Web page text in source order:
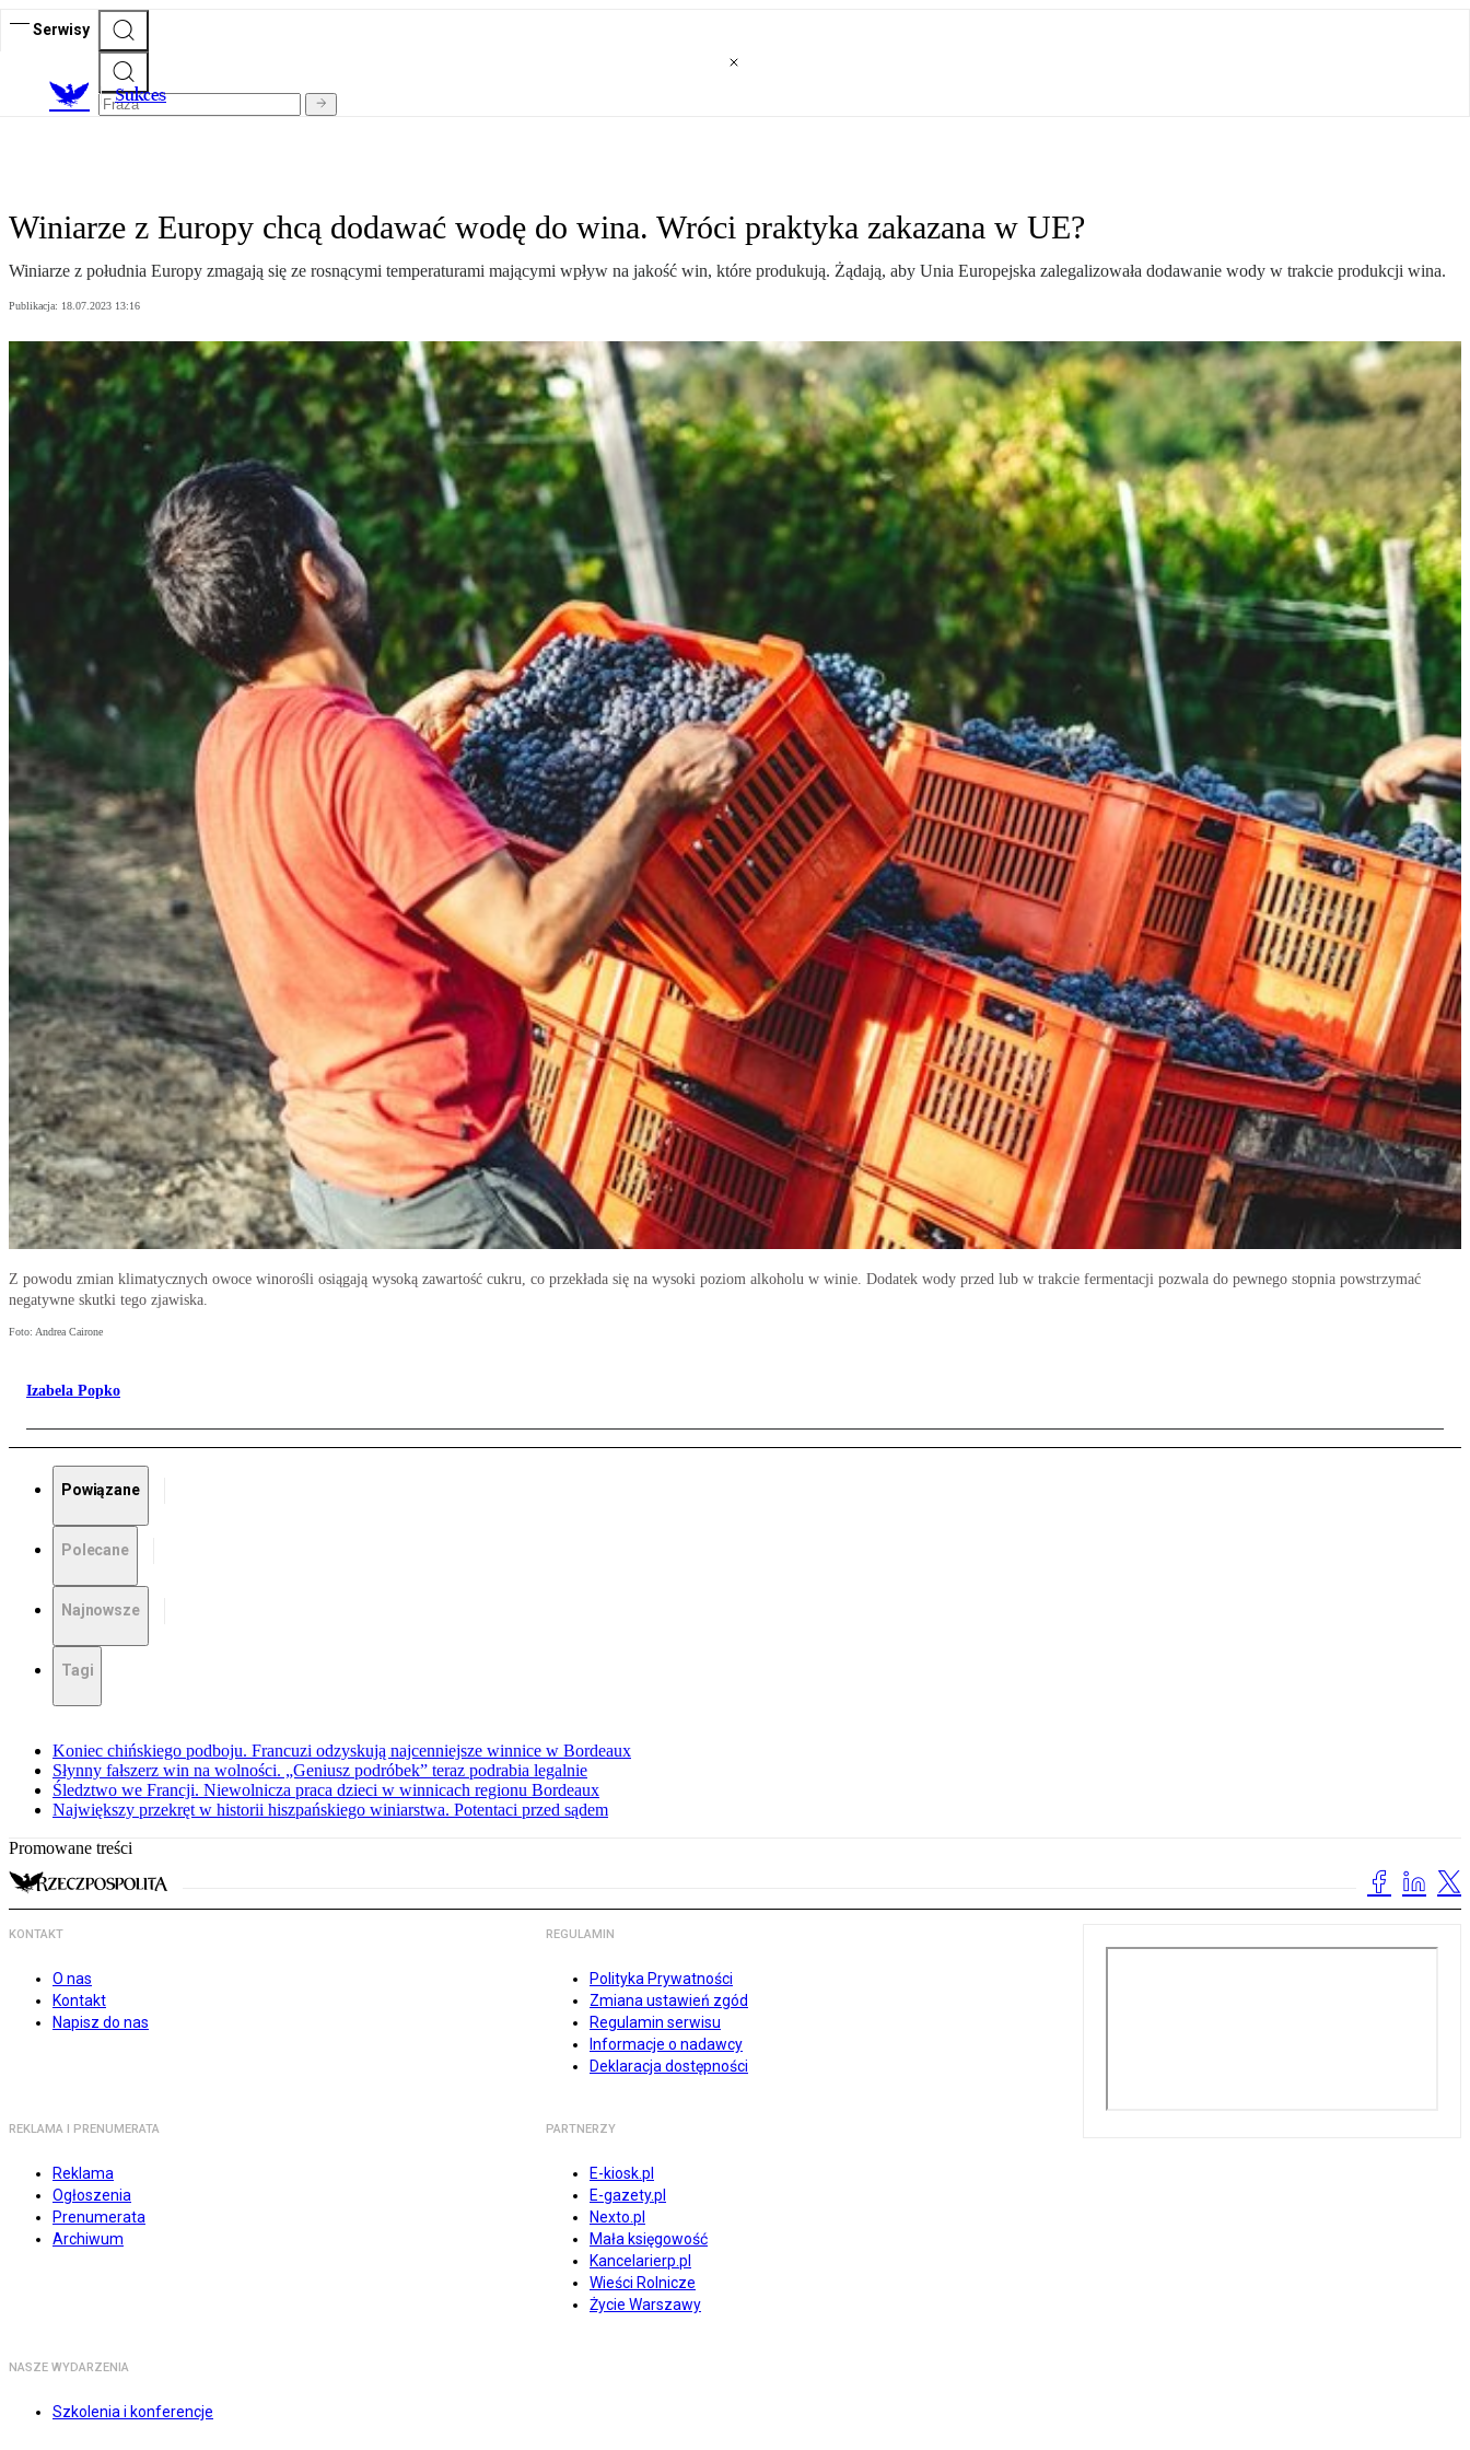
Serwisy
Sukces
Winiarze z Europy chcą dodawać wodę do wina. Wróci praktyka zakazana w UE?
Winiarze z południa Europy zmagają się ze rosnącymi temperaturami mającymi wpływ na jakość win, które produkują. Żądają, aby Unia Europejska zalegalizowała dodawanie wody w trakcie produkcji wina.
Publikacja: 18.07.2023 13:16
Z powodu zmian klimatycznych owoce winorośli osiągają wysoką zawartość cukru, co przekłada się na wysoki poziom alkoholu w winie. Dodatek wody przed lub w trakcie fermentacji pozwala do pewnego stopnia powstrzymać
negatywne skutki tego zjawiska.
Foto: Andrea Cairone
Izabela Popko
Powiązane
Polecane
Najnowsze
Tagi
Koniec chińskiego podboju. Francuzi odzyskują najcenniejsze winnice w Bordeaux
Słynny fałszerz win na wolności. „Geniusz podróbek” teraz podrabia legalnie
Śledztwo we Francji. Niewolnicza praca dzieci w winnicach regionu Bordeaux
Największy przekręt w historii hiszpańskiego winiarstwa. Potentaci przed sądem
Promowane treści
KONTAKT
O nas
Kontakt
Napisz do nas
REGULAMIN
Polityka Prywatności
Zmiana ustawień zgód
Regulamin serwisu
Informacje o nadawcy
Deklaracja dostępności
REKLAMA I PRENUMERATA
Reklama
Ogłoszenia
Prenumerata
Archiwum
PARTNERZY
E-kiosk.pl
E-gazety.pl
Nexto.pl
Mała księgowość
Kancelarierp.pl
Wieści Rolnicze
Życie Warszawy
NASZE WYDARZENIA
Szkolenia i konferencje